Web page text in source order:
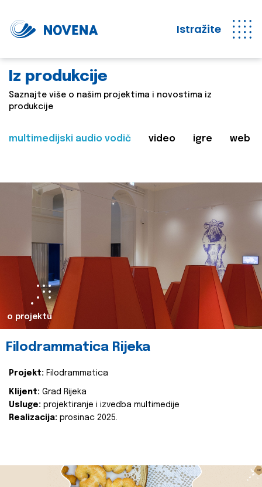
Istražite
Iz produkcije
Saznajte više o našim projektima i novostima iz
produkcije
multimedijski audio vodič video igre web
o projektu
Filodrammatica Rijeka
Projekt: Filodrammatica
Klijent: Grad Rijeka
Usluge: projektiranje i izvedba multimedije
Realizacija: prosinac 2025.